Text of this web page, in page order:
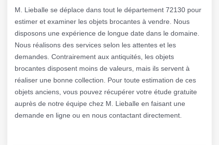
M. Lieballe se déplace dans tout le département 72130 pour
estimer et examiner les objets brocantes à vendre. Nous
disposons une expérience de longue date dans le domaine.
Nous réalisons des services selon les attentes et les
demandes. Contrairement aux antiquités, les objets
brocantes disposent moins de valeurs, mais ils servent à
réaliser une bonne collection. Pour toute estimation de ces
objets anciens, vous pouvez récupérer votre étude gratuite
auprès de notre équipe chez M. Lieballe en faisant une
demande en ligne ou en nous contactant directement.